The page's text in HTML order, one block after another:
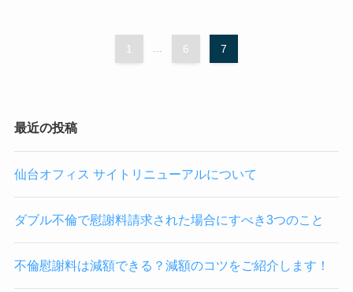
1 6 7
最近の投稿
仙台オフィス サイトリニューアルについて
ダブル不倫で慰謝料請求された場合にすべき3つのこと
不倫慰謝料は減額できる？減額のコツをご紹介します！